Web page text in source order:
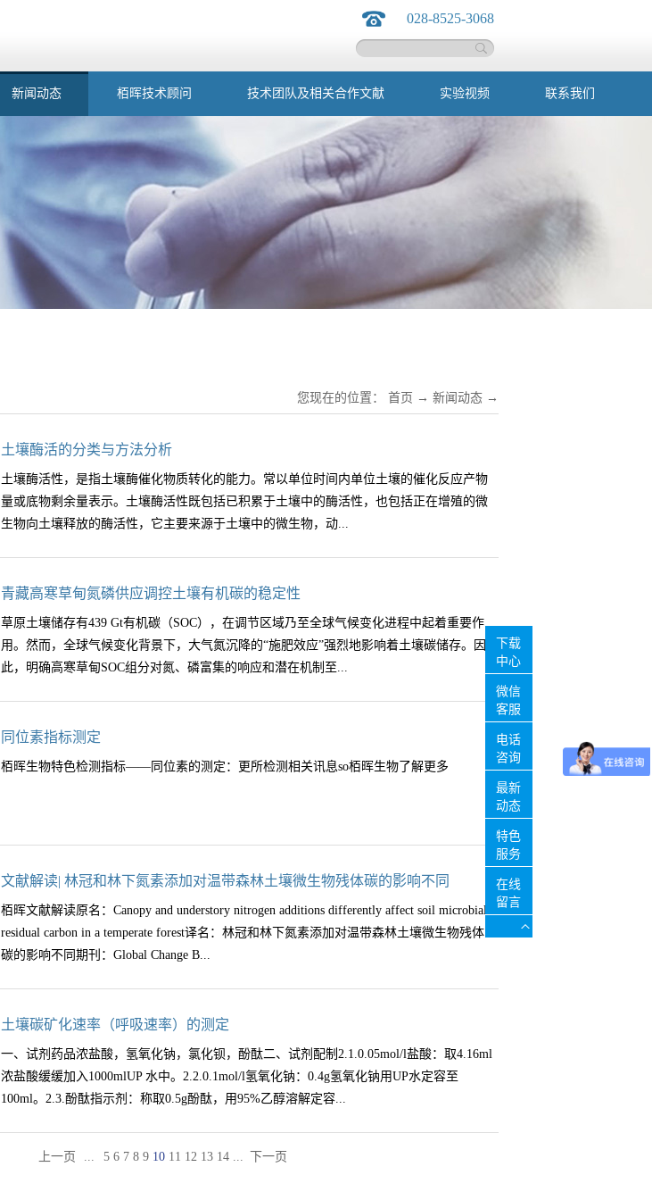
028-8525-3068
新闻动态 栢晖技术顾问 技术团队及相关合作文献 实验视频 联系我们
您现在的位置： 首页 → 新闻动态 →
土壤酶活的分类与方法分析
土壤酶活性，是指土壤酶催化物质转化的能力。常以单位时间内单位土壤的催化反应产物
量或底物剩余量表示。土壤酶活性既包括已积累于土壤中的酶活性，也包括正在增殖的微
生物向土壤释放的酶活性，它主要来源于土壤中的微生物，动...
物和植物。土壤酶活的分类：已知的酶根据酶促反应的类型可分为六大类。即水解酶、氧
化还原酶、转移酶、裂合酶、异构酶和连接酶。1. 水解酶类： 酶促各种化合物中分子键的
水解和裂解反应。主要包括蔗糖酶、淀粉酶、纤维素酶、脲酶、蛋白酶、磷酸酶等。2.氧
化还原酶类： 指催化两分子间发生氧化还原作用的酶的总称。主要包括脱氢酶、过氧化氢
种化学官能团从一种底物转移到另一种底物的酶类，包括转氨酶、果聚糖蔗糖酶、转糖苷
酶等。4.裂合酶类： 指催化由底物除去某个基团而残留双键的反应、或通过逆反应将某个
基团加到双键上去的反应的酶的总称，主要包括谷氨酸脱羧酶、天门冬氨酸脱羧酶等。5.
异构酶类： 酶促有机化合物转化成它的异构体的反应。6.连接酶类： 是一种催化两种大型
自由的酸性物质可用此法。如脂肪酶催化脂肪水解释放出脂肪酸，脂肪酸的含量可以通过
滴定进行定量，通过计算反应过程中脂肪酸的增加量就可以计算出脂肪酶的酶活力。2.荧
光法荧光法是一种基于荧光信号的酶活测定方法，其原理是通过测量酶促反应中荧光物质
的变化来推算酶活性。荧光法具有较高的灵敏度和选择性，适用于低浓度底物或产物的检
合成，准备起来较复杂，且荧光效率随温度而变化，故在整个测定过程中保持温度恒定十
分重要，成本较高且操作相对复杂。荧光法实验操作流程：3.酶联免疫试剂盒检测ELISA
抗体、酶底物、终止液、标准品、样品稀释液等组成。通过酶促反应，将抗原-抗体反应的
特异性反应转化为可测量的光信号，从而实现对样品中抗原或抗体的定量或定性分析。4.
微量法活性检测试剂盒检测微量法和多数生化培养法的测定原理都是朗伯比耳定律:
青藏高寒草甸氮磷供应调控土壤有机碳的稳定性
草原土壤储存有439 Gt有机碳（SOC），在调节区域乃至全球气候变化进程中起着重要作
用。然而，全球气候变化背景下，大气氮沉降的“施肥效应”强烈地影响着土壤碳储存。因
此，明确高寒草甸SOC组分对氮、磷富集的响应和潜在机制至...
关重要。西南民族大学高寒湿地生态保护研究创新团队马文明副研究员课题组依托青藏高
原生态保护与畜牧业高科技研究示范基地和四川若尔盖高寒湿地生态系统国家野外科学观
素）/m2(N10)、（30g尿素）/m2(N30)、（10g过磷酸钙）/m2(P10)、（30g过磷酸
钙）/m2(P30)（5g尿素+5g过磷酸钙）/m2(NP10)、（15g尿素+15g过磷酸钙）/m2(NP30)。
研究发现，氮和磷添加导致 SOC含量增加19.95%–36.66%；在相同施肥条件下，SOC含量
随着施肥梯度的增加而增加，在N30处理下达到最高；N和P添加促进了脂肪族碳和芳香族
碳的富集；与其他处理相比，NP30处理下SOC的稳定性最高，而P10处理下SOC的稳定性
最低。表明N和P添加促进了不稳定碳的损失和稳定碳的富集，从而提高了SOC的稳定性，
能是改善土壤碳固存的有效措施。该项研究近期以题为Nitrogen and phosphorus supply
controls stability of soil organic carbon in alpine meadow of the Qinghai-Tibetan Plateau发表在
生态学领域一区期刊Agriculture Ecosystems & Environment上（IF=6.576）。该研究得到了
国家自然科学基金（No. 31600378和U20A2008）、西南民族大学青藏高原研究科技创新团
高校优秀学生培养工程项目（2023NYXXS099）等项目资助。Fig. 2. The effects of N and P
addition on soil ...
同位素指标测定
栢晖生物特色检测指标——同位素的测定：更所检测相关讯息so栢晖生物了解更多
文献解读| 林冠和林下氮素添加对温带森林土壤微生物残体碳的影响不同
栢晖文献解读原名：Canopy and understory nitrogen additions differently affect soil microbial
residual carbon in a temperate forest译名：林冠和林下氮素添加对温带森林土壤微生物残体
碳的影响不同期刊：Global Change B...
iologyIF：10.8发表日期：2024.7（网络首发2024.7）第一作者：Yuanqi Chen，湖南科技大
学1背景对森林的研究主要集中在林下加氮对微生物和微生物残体的影响上，但对自然界氮
沉积的主要途径——植物冠层氮沉积的影响还没有明确的探讨。本文研究了10年N添加量
(25和50 kg N ha−1yr−1)和模式(冠层和林下)对温带阔叶林土壤微生物残体的影响。2假设
（2）冠层氮的截留减少了直接进入土壤的氮量，所以林下N的添加对微生物残体的影响比
冠层N的添加更强。3材料与方法（1）本研究在中国河南省鸡公山国家级自然保护区大别
土壤碳矿化速率（呼吸速率）的测定
一、试剂药品浓盐酸，氢氧化钠，氯化钡，酚酞二、试剂配制2.1.0.05mol/l盐酸：取4.16ml
浓盐酸缓缓加入1000mlUP 水中。2.2.0.1mol/l氢氧化钠：0.4g氢氧化钠用UP水定容至
100ml。2.3.酚酞指示剂：称取0.5g酚酞，用95%乙醇溶解定容...
至100ml。2.4.11mol/l氯化钡溶液：20.82g氯化钡用UP水定容至100ml。三、洗涤方法所有
上一页 5 6 7 8 9 10 11 12 13 14 下一页
下载
中心
微信
客服
电话
咨询
最新
动态
特色
服务
在线
留言